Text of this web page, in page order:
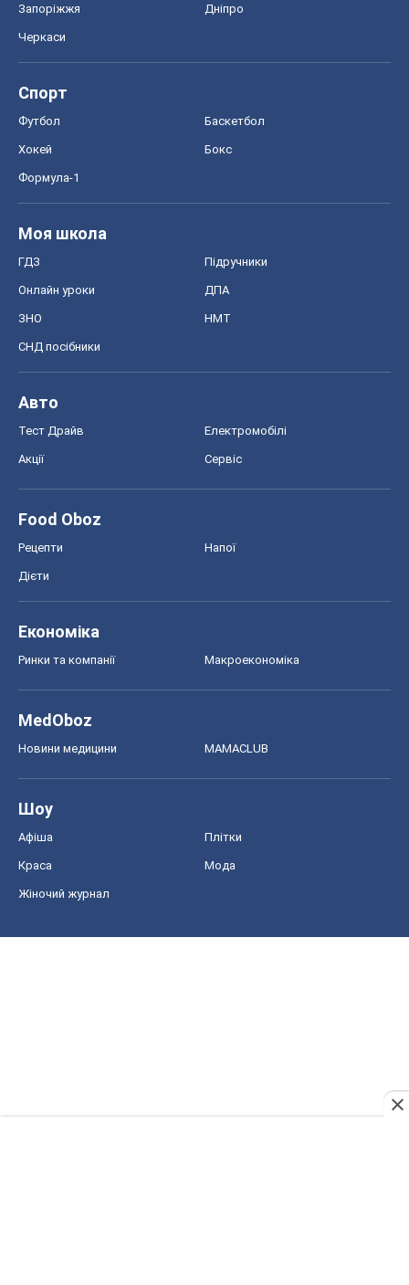
Запоріжжя Дніпро
Черкаси
Спорт
Футбол Баскетбол
Хокей Бокс
Формула-1
Моя школа
ГДЗ Підручники
Онлайн уроки ДПА
ЗНО НМТ
СНД посібники
Авто
Тест Драйв Електромобілі
Акції Сервіс
Food Oboz
Рецепти Напої
Дієти
Економіка
Ринки та компанії Макроекономіка
MedOboz
Новини медицини MAMACLUB
Шоу
Афіша Плітки
Краса Мода
Жіночий журнал